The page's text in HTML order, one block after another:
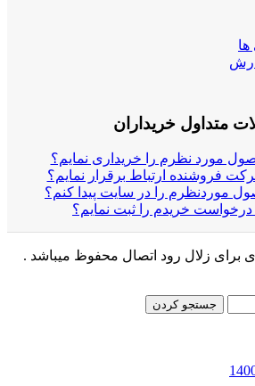
ها
متداول خریداران
مورد نظرم را خریداری نمایم؟
فروشنده ارتباط برقرار نمایم؟
موردنظرم را در سایت پیدا کنم؟
درخواست خریدم را ثبت نمایم؟
برای زلال رود اتصال محفوظ میباشد .
جستجو کردن